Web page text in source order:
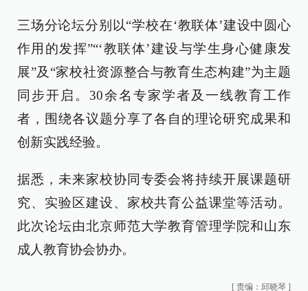
三场分论坛分别以“学校在‘教联体’建设中圆心
作用的发挥”“‘教联体’建设与学生身心健康发
展”及“家校社资源整合与教育生态构建”为主题
同步开启。30余名专家学者及一线教育工作
者，围绕各议题分享了各自的理论研究成果和
创新实践经验。
据悉，未来家校协同专委会将持续开展课题研
究、实验区建设、家校共育公益课堂等活动。
此次论坛由北京师范大学教育管理学院和山东
成人教育协会协办。
[ 责编：邱晓琴 ]